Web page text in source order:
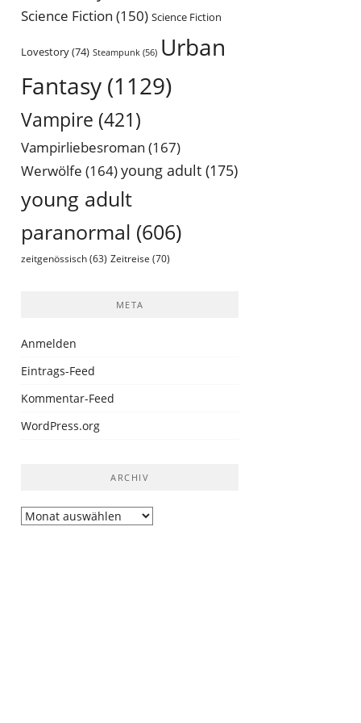
Science Fiction (150) Science Fiction
Lovestory(74) Steampunk (56) Urban
Fantasy (1129)
Vampire (421)
Vampirliebesroman (167)
Werwölfe (164)young adult (175)
young adult
paranormal (606)
zeitgenössisch (63) Zeitreise (70)
META
Anmelden
Eintrags-Feed
Kommentar-Feed
WordPress.org
ARCHIV
Archiv